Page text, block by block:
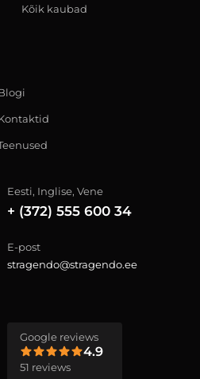
Kõik kaubad
Eesti, Inglise, Vene
+ (372) 555 600 34
E-post
stragendo@stragendo.ee
Google reviews
4.9
51 reviews